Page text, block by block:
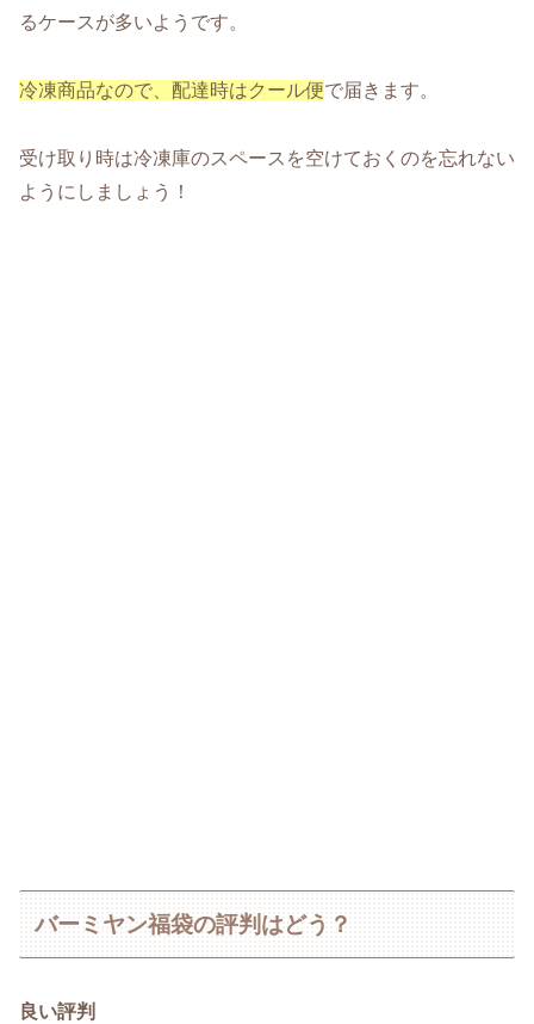
るケースが多いようです。
冷凍商品なので、配達時はクール便で届きます。
受け取り時は冷凍庫のスペースを空けておくのを忘れない
ようにしましょう！
バーミヤン福袋の評判はどう？
良い評判